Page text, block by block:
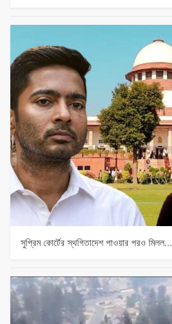
সুপ্রিম কোর্টের স্থগিতাদেশ পাওয়ার পর‌ও মিলল…